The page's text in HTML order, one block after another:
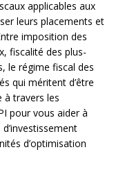
applicables aux
leurs placements et
imposition des
fiscalité des plus-
le régime fiscal des
qui méritent d’être
à travers les
pour vous aider à
d’optimisation